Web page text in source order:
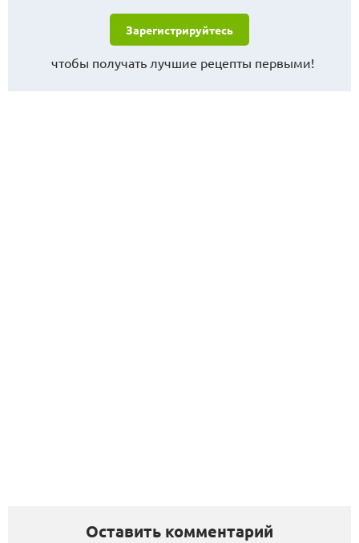
Зарегистрируйтесь
чтобы получать лучшие рецепты первыми!
Оставить комментарий